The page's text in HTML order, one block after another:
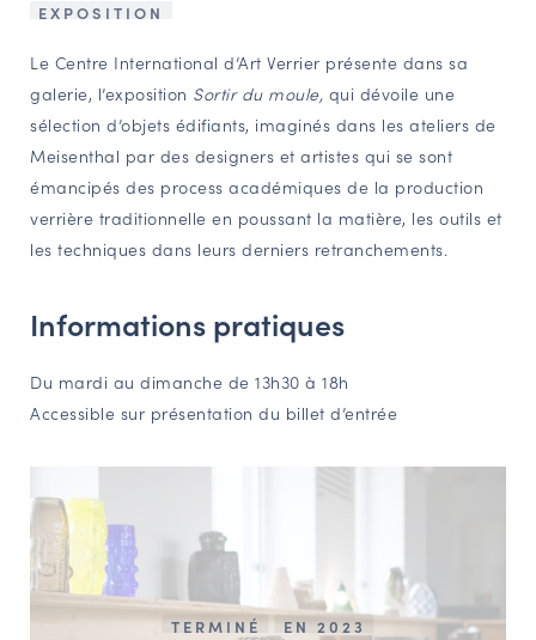
Espace acteurs
NAVIGATION FILTRÉE « ACTEURS »
PORTAIL CULTURE
Comité d'Histoire Régionale
VOUS ÊTES…
Amateurs d’histoire et de patrimoine
EXPOSITION
Le Centre International d’Art Verrier présente dans sa
galerie, l’exposition Sortir du moule, qui dévoile une
sélection d’objets édifiants, imaginés dans les ateliers de
Meisenthal par des designers et artistes qui se sont
émancipés des process académiques de la production
verrière traditionnelle en poussant la matière, les outils et
les techniques dans leurs derniers retranchements.
Informations pratiques
Du mardi au dimanche de 13h30 à 18h
Accessible sur présentation du billet d’entrée
TERMINÉ EN 2023